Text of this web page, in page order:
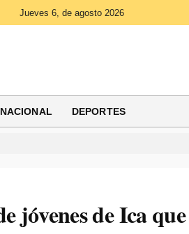
Jueves 6, de agosto 2026
DEPORTES
jóvenes de Ica que